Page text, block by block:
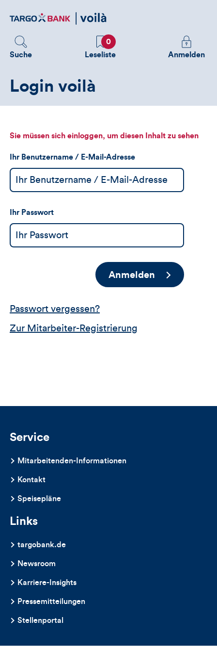
zum
Suche
Favoriten
0
Leseliste
Melden
Sie
sehen
Anmelden
Login voilà
Sie müssen sich einloggen, um diesen Inhalt zu sehen
Ihr Benutzername / E-Mail-Adresse
Ihr Passwort
Anmelden
Passwort vergessen?
Zur Mitarbeiter-Registrierung
Service
Mitarbeitenden-Informationen
Kontakt
Speisepläne
Links
targobank.de
Newsroom
Karriere-Insights
Pressemitteilungen
Stellenportal